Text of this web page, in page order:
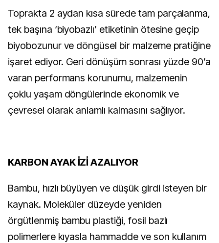
Toprakta 2 aydan kısa sürede tam parçalanma,
tek başına ‘biyobazlı’ etiketinin ötesine geçip
biyobozunur ve döngüsel bir malzeme pratiğine
işaret ediyor. Geri dönüşüm sonrası yüzde 90’a
varan performans korunumu, malzemenin
çoklu yaşam döngülerinde ekonomik ve
çevresel olarak anlamlı kalmasını sağlıyor.
KARBON AYAK İZİ AZALIYOR
Bambu, hızlı büyüyen ve düşük girdi isteyen bir
kaynak. Moleküler düzeyde yeniden
örgütlenmiş bambu plastiği, fosil bazlı
polimerlere kıyasla hammadde ve son kullanım